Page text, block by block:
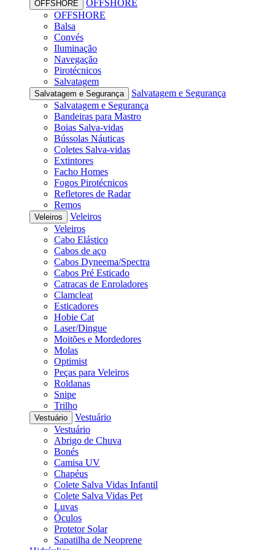
OFFSHORE
OFFSHORE
OFFSHORE
Balsa
Convés
Iluminação
Navegação
Pirotécnicos
Salvatagem
Salvatagem e Segurança
Salvatagem e Segurança
Salvatagem e Segurança
Bandeiras para Mastro
Boias Salva-vidas
Bússolas Náuticas
Coletes Salva-vidas
Extintores
Facho Homes
Fogos Pirotécnicos
Refletores de Radar
Remos
Veleiros
Veleiros
Veleiros
Cabo Elástico
Cabos de aço
Cabos Dyneema/Spectra
Cabos Pré Esticado
Catracas de Enroladores
Clamcleat
Esticadores
Hobie Cat
Laser/Dingue
Moitões e Mordedores
Molas
Optimist
Peças para Veleiros
Roldanas
Snipe
Trilho
Vestuário
Vestuário
Vestuário
Abrigo de Chuva
Bonés
Camisa UV
Chapéus
Colete Salva Vidas Infantil
Colete Salva Vidas Pet
Luvas
Óculos
Protetor Solar
Sapatilha de Neoprene